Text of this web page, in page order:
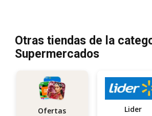
Otras tiendas de la
Supermercados
Ofertas Lider